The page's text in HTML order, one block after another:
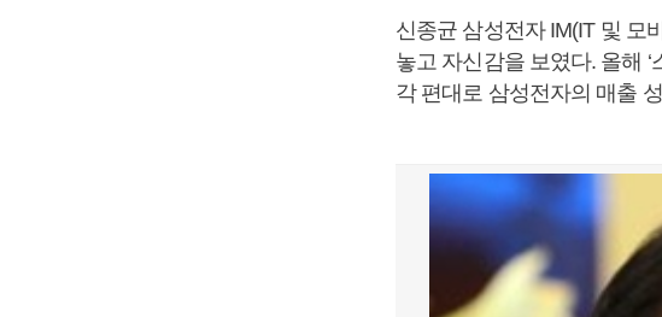
신종균 삼성전자 IM(IT 및 모
놓고 자신감을 보였다. 올해
각 편대로 삼성전자의 매출